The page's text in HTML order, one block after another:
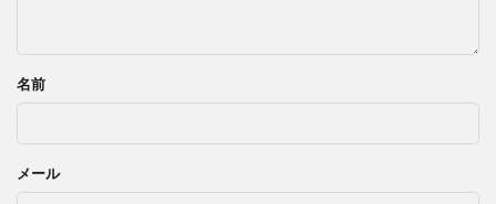
名前
メール